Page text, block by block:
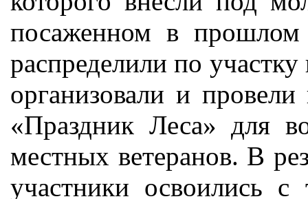
посаженном в прошлом
распределили по
организовали и
«Праздник Леса» для
местных ветеранов. В
участники освоились